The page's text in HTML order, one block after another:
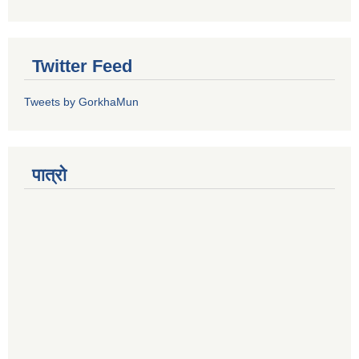
Twitter Feed
Tweets by GorkhaMun
पात्रो